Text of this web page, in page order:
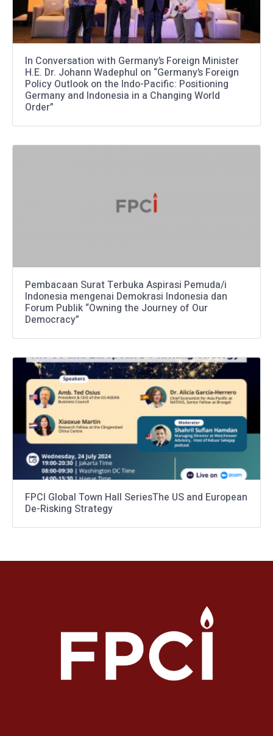
In Conversation with Germany’s Foreign Minister
H.E. Dr. Johann Wadephul on “Germany’s Foreign
Policy Outlook on the Indo-Pacific: Positioning
Germany and Indonesia in a Changing World
Order”
Pembacaan Surat Terbuka Aspirasi Pemuda/i
Indonesia mengenai Demokrasi Indonesia dan
Forum Publik “Owning the Journey of Our
Democracy”
FPCI Global Town Hall SeriesThe US and European
De-Risking Strategy